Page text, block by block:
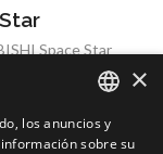
Space Star
SPANISH
×
los anuncios y
sobre su